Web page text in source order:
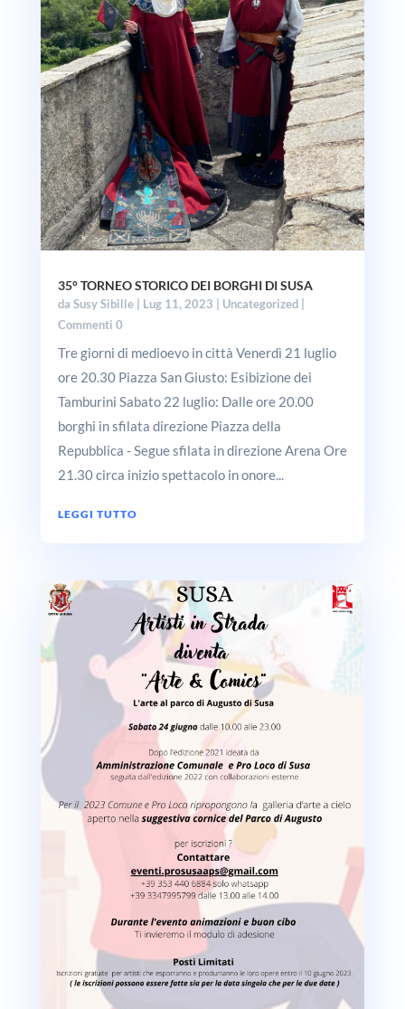
35° TORNEO STORICO DEI BORGHI DI SUSA
da Susy Sibille| Lug 11, 2023 Uncategorized|
Commenti 0
Tre giorni di medioevo in città Venerdì 21 luglio
ore 20.30 Piazza San Giusto: Esibizione dei
Tamburini Sabato 22 luglio: Dalle ore 20.00
borghi in sfilata direzione Piazza della
Repubblica - Segue sfilata in direzione Arena Ore
21.30 circa inizio spettacolo in onore...
LEGGI TUTTO